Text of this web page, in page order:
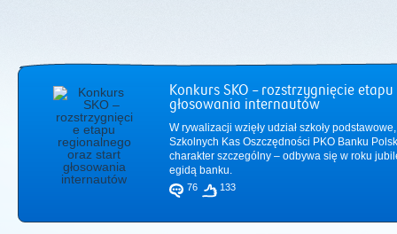
Konkurs SKO – rozstrzygnięcie
głosowania internautów
W rywalizacji wzięły udział szkoły
Szkolnych Kas Oszczędności PKO Banku
charakter szczególny – odbywa się w roku
egidą banku.
76 133